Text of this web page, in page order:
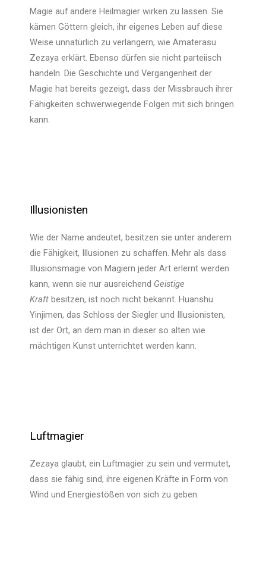
Magie auf andere Heilmagier wirken zu lassen. Sie
kämen Göttern gleich, ihr eigenes Leben auf diese
Weise unnatürlich zu verlängern, wie Amaterasu
Zezaya erklärt. Ebenso dürfen sie nicht parteiisch
handeln. Die Geschichte und Vergangenheit der
Magie hat bereits gezeigt, dass der Missbrauch ihrer
Fähigkeiten schwerwiegende Folgen mit sich bringen
kann.
Illusionisten
Wie der Name andeutet, besitzen sie unter anderem
die Fähigkeit, Illusionen zu schaffen. Mehr als dass
Illusionsmagie von Magiern jeder Art erlernt werden
kann, wenn sie nur ausreichend Geistige
Kraft besitzen, ist noch nicht bekannt. Huanshu
Yinjimen, das Schloss der Siegler und Illusionisten,
ist der Ort, an dem man in dieser so alten wie
mächtigen Kunst unterrichtet werden kann.
Luftmagier
Zezaya glaubt, ein Luftmagier zu sein und vermutet,
dass sie fähig sind, ihre eigenen Kräfte in Form von
Wind und Energiestößen von sich zu geben.